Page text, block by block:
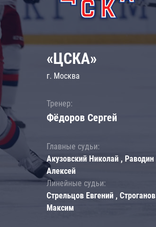
«ЦСКА»
г. Москва
Тренер:
Фёдоров Сергей
Главные судьи:
Акузовский Николай , Раводин
Алексей
Линейные судьи:
Стрельцов Евгений , Строганов
Максим